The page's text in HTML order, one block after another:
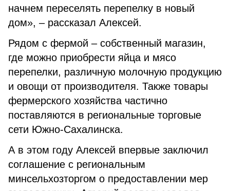
начнем переселять перепелку в новый
дом», – рассказал Алексей.
Рядом с фермой – собственный магазин,
где можно приобрести яйца и мясо
перепелки, раз­личную молочную продукцию
и овощи от производителя. Также товары
фермерского хозяйства частично
поставляются в региональные торговые
сети Южно-Сахалинска.
А в этом году Алексей впервые заключил
со­глашение с региональным
минсельхозторгом о предоставлении мер